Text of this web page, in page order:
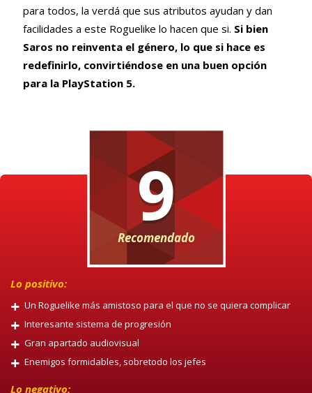
para todos, la verdá que sus atributos ayudan y dan
facilidades a este Roguelike lo hacen que si. Si bien
Saros no reinventa el género, lo que si hace es
redefinirlo, convirtiéndose en una buen opción
para la PlayStation 5.
9
Recomendado
Lo positivo:
Un Roguelike más amistoso para el que no se quiera complicar
Interesante sistema de progresión
Gran apartado audiovisual
Enemigos formidables, sobretodo los jefes
Lo negativo: